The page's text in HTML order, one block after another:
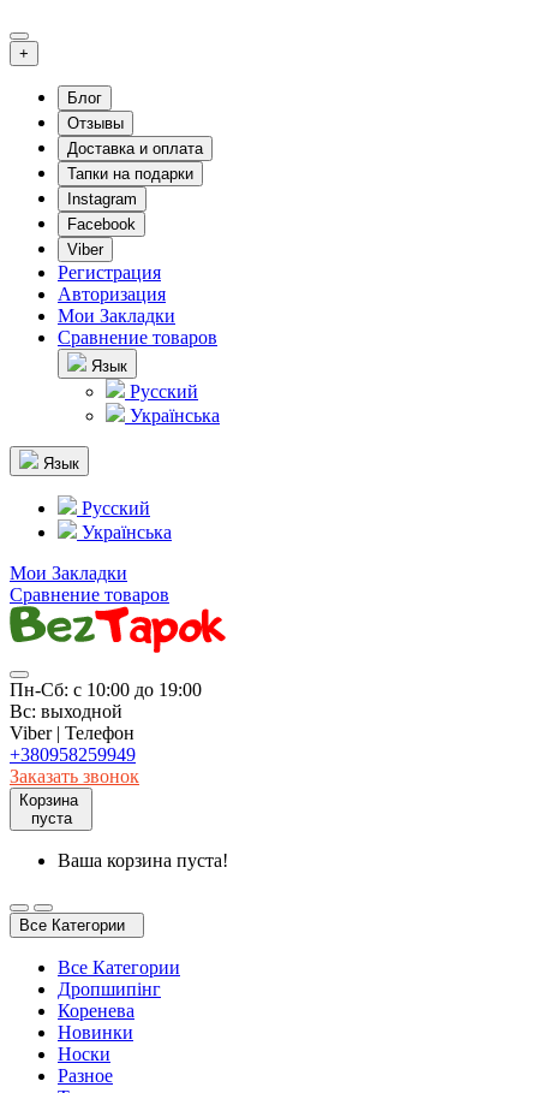
+
Блог
Отзывы
Доставка и оплата
Тапки на подарки
Instagram
Facebook
Viber
Регистрация
Авторизация
Мои Закладки
Сравнение товаров
Язык
Русский
Українська
Язык
Русский
Українська
Мои Закладки
Сравнение товаров
Пн-Сб: с 10:00 до 19:00
Вс: выходной
Viber | Телефон
+380958259949
Заказать звонок
Корзина
пуста
Ваша корзина пуста!
Все Категории
Все Категории
Дропшипінг
Коренева
Новинки
Носки
Разное